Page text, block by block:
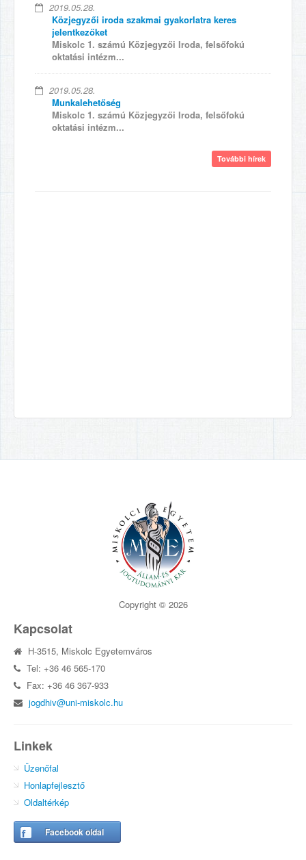
2019.05.28.
Közjegyzői iroda szakmai gyakorlatra keres
jelentkezőket
Miskolc 1. számú Közjegyzői Iroda, felsőfokú
oktatási intézm...
2019.05.28.
Munkalehetőség
Miskolc 1. számú Közjegyzői Iroda, felsőfokú
oktatási intézm...
További hírek
Copyright © 2026
Kapcsolat
H-3515, Miskolc Egyetemváros
Tel: +36 46 565-170
Fax: +36 46 367-933
jogdhiv@uni-miskolc.hu
Linkek
Üzenőfal
Honlapfejlesztő
Oldaltérkép
Facebook oldal